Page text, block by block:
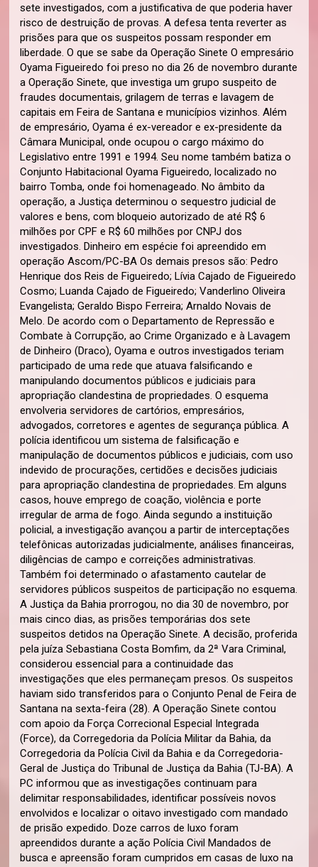
sete investigados, com a justificativa de que poderia haver
risco de destruição de provas. A defesa tenta reverter as
prisões para que os suspeitos possam responder em
liberdade. O que se sabe da Operação Sinete O empresário
Oyama Figueiredo foi preso no dia 26 de novembro durante
a Operação Sinete, que investiga um grupo suspeito de
fraudes documentais, grilagem de terras e lavagem de
capitais em Feira de Santana e municípios vizinhos. Além
de empresário, Oyama é ex-vereador e ex-presidente da
Câmara Municipal, onde ocupou o cargo máximo do
Legislativo entre 1991 e 1994. Seu nome também batiza o
Conjunto Habitacional Oyama Figueiredo, localizado no
bairro Tomba, onde foi homenageado. No âmbito da
operação, a Justiça determinou o sequestro judicial de
valores e bens, com bloqueio autorizado de até R$ 6
milhões por CPF e R$ 60 milhões por CNPJ dos
investigados. Dinheiro em espécie foi apreendido em
operação Ascom/PC-BA Os demais presos são: Pedro
Henrique dos Reis de Figueiredo; Lívia Cajado de Figueiredo
Cosmo; Luanda Cajado de Figueiredo; Vanderlino Oliveira
Evangelista; Geraldo Bispo Ferreira; Arnaldo Novais de
Melo. De acordo com o Departamento de Repressão e
Combate à Corrupção, ao Crime Organizado e à Lavagem
de Dinheiro (Draco), Oyama e outros investigados teriam
participado de uma rede que atuava falsificando e
manipulando documentos públicos e judiciais para
apropriação clandestina de propriedades. O esquema
envolveria servidores de cartórios, empresários,
advogados, corretores e agentes de segurança pública. A
polícia identificou um sistema de falsificação e
manipulação de documentos públicos e judiciais, com uso
indevido de procurações, certidões e decisões judiciais
para apropriação clandestina de propriedades. Em alguns
casos, houve emprego de coação, violência e porte
irregular de arma de fogo. Ainda segundo a instituição
policial, a investigação avançou a partir de interceptações
telefônicas autorizadas judicialmente, análises financeiras,
diligências de campo e correições administrativas.
Também foi determinado o afastamento cautelar de
servidores públicos suspeitos de participação no esquema.
A Justiça da Bahia prorrogou, no dia 30 de novembro, por
mais cinco dias, as prisões temporárias dos sete
suspeitos detidos na Operação Sinete. A decisão, proferida
pela juíza Sebastiana Costa Bomfim, da 2ª Vara Criminal,
considerou essencial para a continuidade das
investigações que eles permaneçam presos. Os suspeitos
haviam sido transferidos para o Conjunto Penal de Feira de
Santana na sexta-feira (28). A Operação Sinete contou
com apoio da Força Correcional Especial Integrada
(Force), da Corregedoria da Polícia Militar da Bahia, da
Corregedoria da Polícia Civil da Bahia e da Corregedoria-
Geral de Justiça do Tribunal de Justiça da Bahia (TJ-BA). A
PC informou que as investigações continuam para
delimitar responsabilidades, identificar possíveis novos
envolvidos e localizar o oitavo investigado com mandado
de prisão expedido. Doze carros de luxo foram
apreendidos durante a ação Polícia Civil Mandados de
busca e apreensão foram cumpridos em casas de luxo na